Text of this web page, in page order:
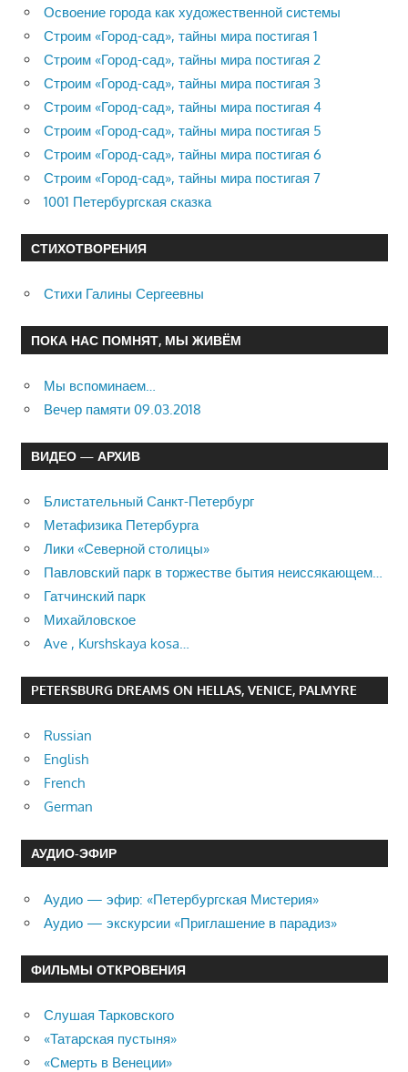
Освоение города как художественной системы
Строим «Город-сад», тайны мира постигая 1
Строим «Город-сад», тайны мира постигая 2
Строим «Город-сад», тайны мира постигая 3
Строим «Город-сад», тайны мира постигая 4
Строим «Город-сад», тайны мира постигая 5
Строим «Город-сад», тайны мира постигая 6
Строим «Город-сад», тайны мира постигая 7
1001 Петербургская сказка
СТИХОТВОРЕНИЯ
Стихи Галины Сергеевны
ПОКА НАС ПОМНЯТ, МЫ ЖИВЁМ
Мы вспоминаем…
Вечер памяти 09.03.2018
ВИДЕО — АРХИВ
Блистательный Санкт-Петербург
Метафизика Петербурга
Лики «Северной столицы»
Павловский парк в торжестве бытия неиссякающем…
Гатчинский парк
Михайловское
Ave , Kurshskaya kosa…
PETERSBURG DREAMS ON HELLAS, VENICE, PALMYRE
Russian
English
French
German
АУДИО-ЭФИР
Аудио — эфир: «Петербургская Мистерия»
Аудио — экскурсии «Приглашение в парадиз»
ФИЛЬМЫ ОТКРОВЕНИЯ
Слушая Тарковского
«Татарская пустыня»
«Смерть в Венеции»